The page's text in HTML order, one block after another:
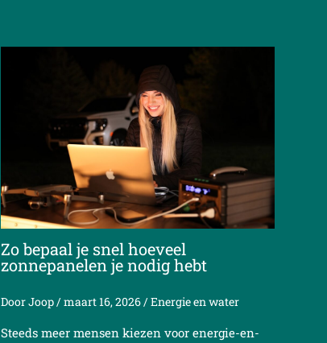
Zo bepaal je snel hoeveel
zonnepanelen je nodig hebt
DoorJoop/maart 16, 2026/Energie en water
Steeds meer mensen kiezen voor energie-en-